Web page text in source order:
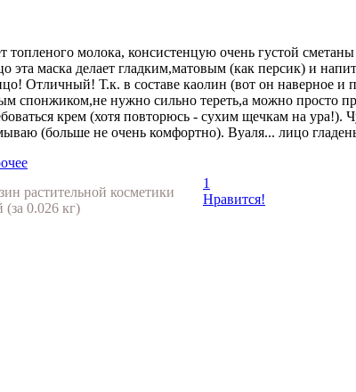
топленого молока, консистенцую очень густой
эта маска делает гладким,матовым (как персик) и
Отличный! Т.к. в составе каолин (вот он наверное и
спонжиком,не нужно сильно тереть,а можно просто
крем (хотя повторюсь - сухим щечкам на ура!).
(больше не очень комфортно). Вуаля... лицо
растительной косметики
(за 0.026 кг)
1
Нравится!